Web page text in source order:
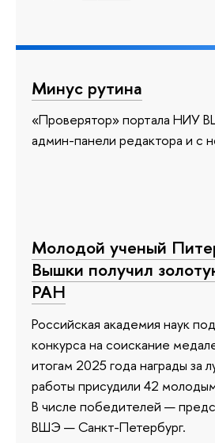
Минус рутина
«Проверятор» портала НИУ
админ-панели редактора и с
Молодой ученый
Вышки получил
РАН
Российская академия наук
конкурса на соискание
итогам 2025 года награды за
работы присудили 42
В числе победителей —
ВШЭ — Санкт-Петербург.